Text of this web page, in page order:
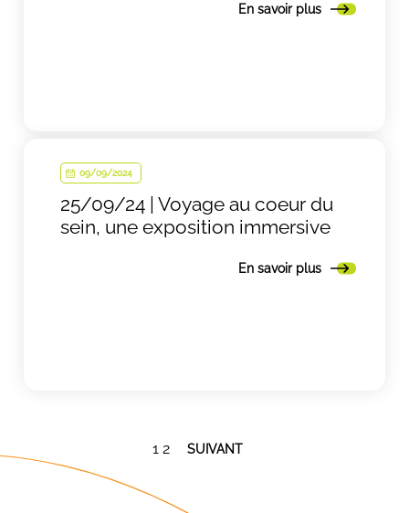
En savoir plus
09/09/2024
25/09/24 | Voyage au coeur du
sein, une exposition immersive
En savoir plus
Pagination
des
publications
1 2 SUIVANT